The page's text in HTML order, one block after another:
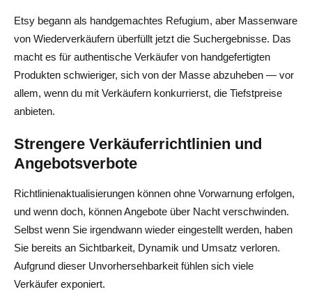
Schritt 3: Vergleiche mit Etsys aktuellen Gebühren
Multichannel-Strategie — Warum eine Plattform nicht
genug ist
Beispielstapel 3: Etsy + POD Marketplace
Letzte Gedanken — Die richtige Etsy-Alternative finden
Häufig gestellte Fragen zu Alternativen zu Etsy
Was ist die beste Alternative zu Etsy?
Gibt es eine günstigere Alternative zu Etsy?
Etsy begann als handgemachtes Refugium, aber Massenware
von Wiederverkäufern überfüllt jetzt die Suchergebnisse. Das
macht es für authentische Verkäufer von handgefertigten
Produkten schwieriger, sich von der Masse abzuheben — vor
allem, wenn du mit Verkäufern konkurrierst, die Tiefstpreise
anbieten.
Strengere Verkäuferrichtlinien und
Angebotsverbote
Richtlinienaktualisierungen können ohne Vorwarnung erfolgen,
und wenn doch, können Angebote über Nacht verschwinden.
Selbst wenn Sie irgendwann wieder eingestellt werden, haben
Sie bereits an Sichtbarkeit, Dynamik und Umsatz verloren.
Aufgrund dieser Unvorhersehbarkeit fühlen sich viele
Verkäufer exponiert.